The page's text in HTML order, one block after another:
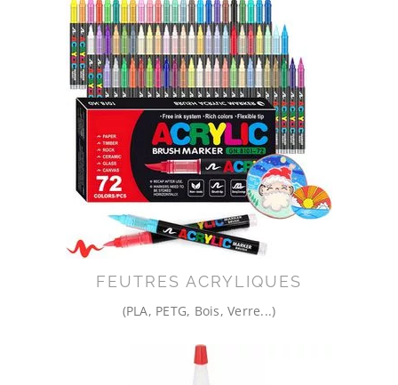
FEUTRES ACRYLIQUES
(PLA, PETG, Bois, Verre...)